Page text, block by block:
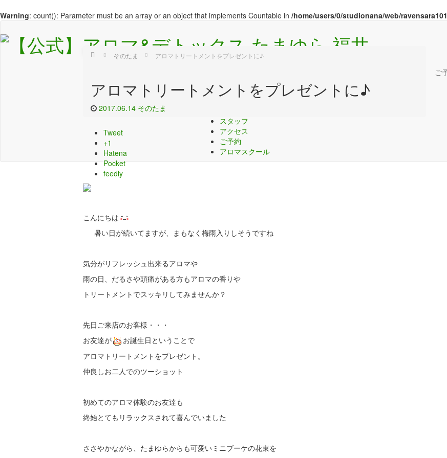
Warning: count(): Parameter must be an array or an object that implements Countable in /home/users/0/studionana/web/
ご
HOME
メニュー
スタッフ
アクセス
ご予約
アロマスクール
ブログ
Home そのたま アロマトリートメントをプレゼントに♪
アロマトリートメントをプレゼントに♪
2017.06.14 そのたま
Tweet
+1
Hatena
Pocket
feedly
こんにちは
暑い日が続いてますが、まもなく梅雨入りしそうですね
気分がリフレッシュ出来るアロマや
雨の日、だるさや頭痛がある方もアロマの香りや
トリートメントでスッキリしてみませんか？
先日ご来店のお客様・・・
お友達が
お誕生日ということで
アロマトリートメントをプレゼント。
仲良しお二人でのツーショット
初めてのアロマ体験のお友達も
終始とてもリラックスされて喜んでいました
ささやかながら、たまゆらからも可愛いミニブーケの花束を